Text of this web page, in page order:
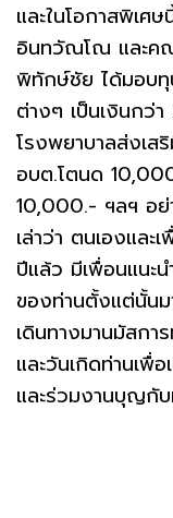
และในโอกาสพิเศ
อินทวัณโณ และค
พิทักษ์ชัย ได้มอบทุ
ต่างๆ เป็นเงินกว่
โรงพยาบาลส่งเ
อบต.โตนด
10,000.- ฯลฯ อย่
เล่าว่า ตนเองแล
ปีแล้ว มีเพื่อนแนะ
ของท่านตั้งแต่นั้น
เดินทางมานมัสก
และวันเกิดท่านเพื่
และร่วมงานบุญกั